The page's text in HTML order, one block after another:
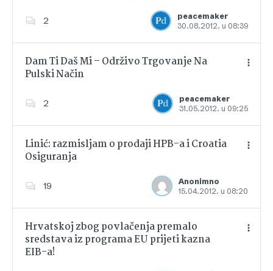
2
peacemaker
30.08.2012. u 08:39
Dodajte u favorite
Dam Ti Daš Mi – Održivo Trgovanje Na
Pulski Način
2
peacemaker
31.05.2012. u 09:25
Dodajte u favorite
Linić: razmisljam o prodaji HPB-a i Croatia
Osiguranja
19
Anonimno
15.04.2012. u 08:20
Dodajte u favorite
Hrvatskoj zbog povlačenja premalo
sredstava iz programa EU prijeti kazna
EIB-a!